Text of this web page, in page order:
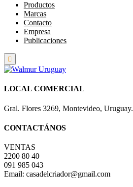
Productos
Marcas
Contacto
Empresa
Publicaciones
LOCAL COMERCIAL
Gral. Flores 3269, Montevideo, Uruguay.
CONTACTÁNOS
VENTAS
2200 80 40
091 985 043
Email: casadelcriador@gmail.com